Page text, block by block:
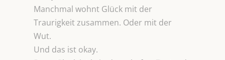
Manchmal wohnt Glück mit der
Traurigkeit zusammen. Oder mit der
Wut.
Und das ist okay.